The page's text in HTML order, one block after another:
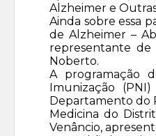
Alzheimer e
Ainda sobre essa
de Alzheimer –
representante de
Noberto.
A programação
Imunização
Departamento do
Medicina do
Venâncio,